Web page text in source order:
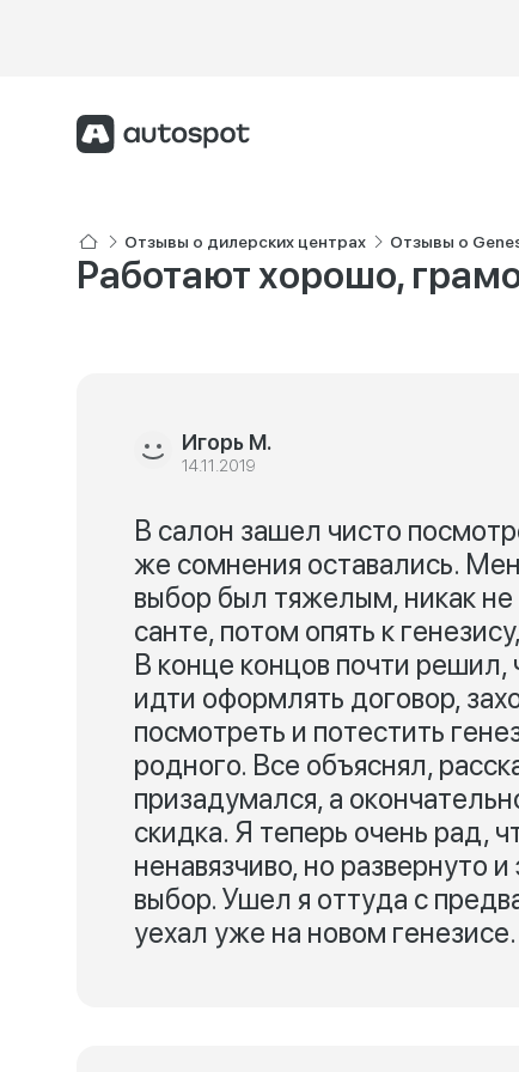
Отзывы о дилерских центрах Отзывы о
Работают хорошо,
Игорь М.
14.11.2019
В салон зашел чисто
же сомнения оставались.
выбор был тяжелым, никак
санте, потом опять к
В конце концов почти
идти оформлять договор,
посмотреть и потестить
родного. Все объяснял,
призадумался, а
скидка. Я теперь очень рад,
ненавязчиво, но развернуто
выбор. Ушел я оттуда с
уехал уже на новом